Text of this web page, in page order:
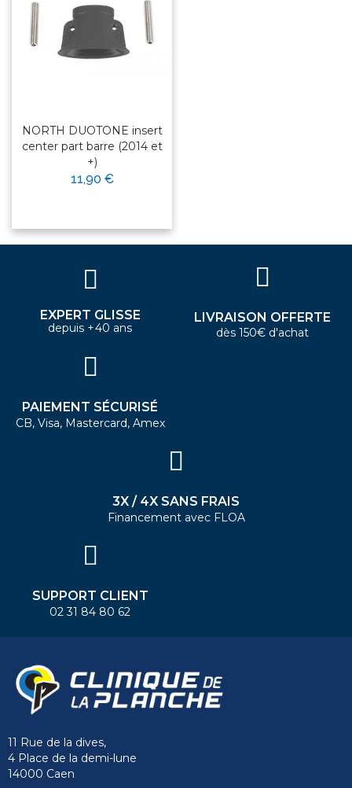
NORTH DUOTONE insert
center part barre (2014 et
+)
11,90 €
EXPERT GLISSE
depuis +40 ans
LIVRAISON OFFERTE
dès 150€ d'achat
PAIEMENT SÉCURISÉ
CB, Visa, Mastercard, Amex
3X / 4X SANS FRAIS
Financement avec FLOA
SUPPORT CLIENT
02 31 84 80 62
11 Rue de la dives,
4 Place de la demi-lune
14000 Caen